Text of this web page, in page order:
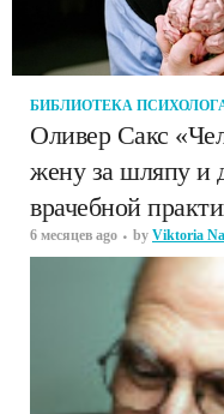
БИБЛИОТЕКА
Оливер Сакс
жену за шляпу и
врачебной
6 месяцев ago by Viktoria